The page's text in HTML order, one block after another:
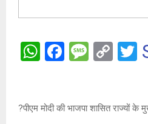
W
s
F
b
M
a
C
Li
T
?पीएम मोदी की भाजपा शासित राज्यों